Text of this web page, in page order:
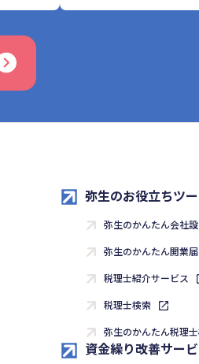
弥生のお役立ちツ
弥生のかんたん会社
弥生のかんたん開業届
税理士紹介サービス
税理士検索
弥生のかんたん税理
資金繰り改善サー